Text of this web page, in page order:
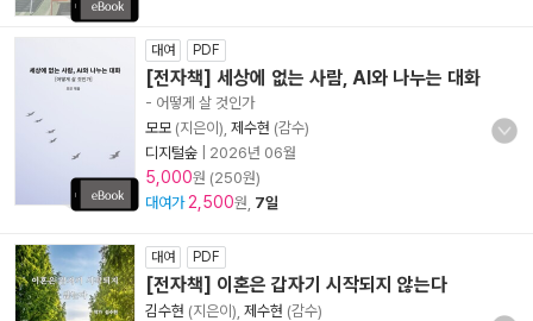
대여 PDF
[전자책] 세상에 없는 사람, AI와 나누는 대화
- 어떻게 살 것인가
모모 (지은이), 제수현 (감수)
디지털숲
2026년 06월
5,000원 (250원)
대여가 2,500원, 7일
대여 PDF
[전자책] 이혼은 갑자기 시작되지 않는다
김수현 (지은이), 제수현 (감수)